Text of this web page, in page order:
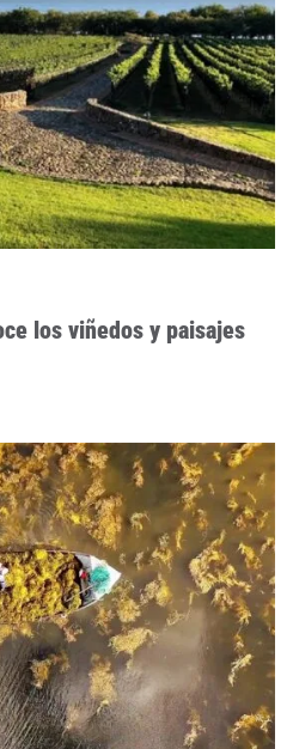
los viñedos y paisajes